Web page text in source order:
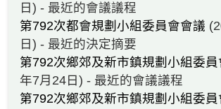
日) - 最近的會議議程
第792次都會規劃小組委員會會議
日) - 最近的決定摘要
第792次鄉郊及新市鎮規劃小組委員
年7月24日) - 最近的會議議程
第792次鄉郊及新市鎮規劃小組委員